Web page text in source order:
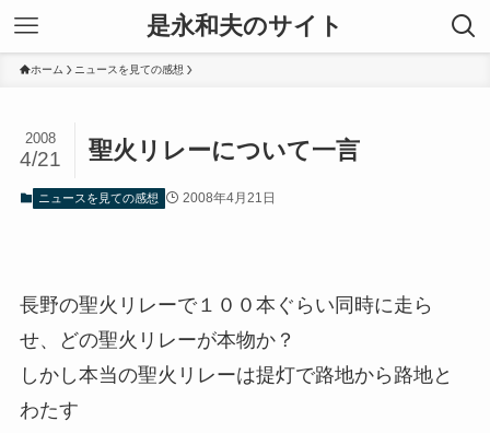
是永和夫のサイト
ホーム ニュースを見ての感想
聖火リレーについて一言
2008
4/21
ニュースを見ての感想 2008年4月21日
長野の聖火リレーで１００本ぐらい同時に走ら
せ、どの聖火リレーが本物か？
しかし本当の聖火リレーは提灯で路地から路地と
わたす